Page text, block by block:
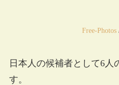
Free-Photos
日本人の候補者として6人
す。